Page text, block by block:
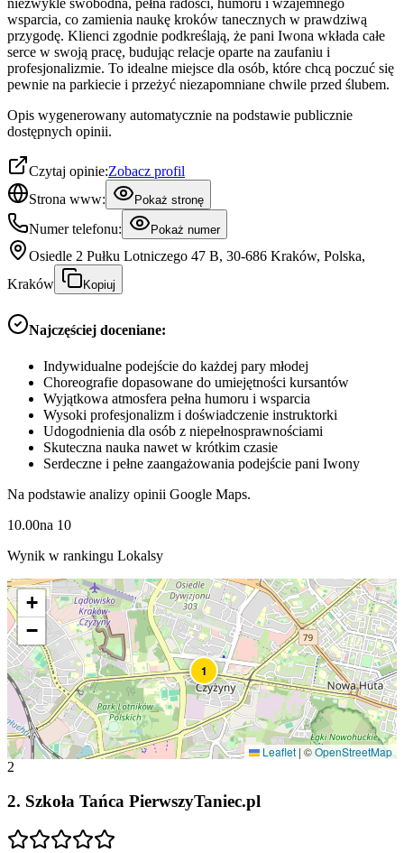
niezwykle swobodna, pełna radości, humoru i wzajemnego
wsparcia, co zamienia naukę kroków tanecznych w prawdziwą
przygodę. Klienci zgodnie podkreślają, że pani Iwona wkłada całe
serce w swoją pracę, budując relacje oparte na zaufaniu i
profesjonalizmie. To idealne miejsce dla osób, które chcą poczuć się
pewnie na parkiecie i przeżyć niezapomniane chwile przed ślubem.
Opis wygenerowany automatycznie na podstawie publicznie
dostępnych opinii.
Czytaj opinie:Zobacz profil
Strona www:
Pokaż stronę
Numer telefonu: Pokaż numer
Osiedle 2 Pułku Lotniczego 47 B, 30-686 Kraków, Polska,
Kraków
Kopiuj
Najczęściej doceniane:
Indywidualne podejście do każdej pary młodej
Choreografie dopasowane do umiejętności kursantów
Wyjątkowa atmosfera pełna humoru i wsparcia
Wysoki profesjonalizm i doświadczenie instruktorki
Udogodnienia dla osób z niepełnosprawnościami
Skuteczna nauka nawet w krótkim czasie
Serdeczne i pełne zaangażowania podejście pani Iwony
Na podstawie analizy opinii Google Maps.
10.00na 10
Wynik w rankingu Lokalsy
1
+
−
Leaflet | ©OpenStreetMap
2
2. Szkoła Tańca PierwszyTaniec.pl